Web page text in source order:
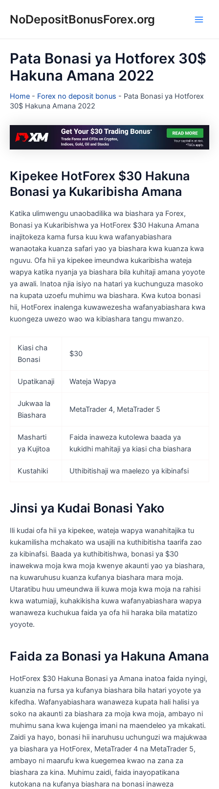
NoDepositBonusForex.org
Pata Bonasi ya Hotforex 30$
Hakuna Amana 2022
Home - Forex no deposit bonus - Pata Bonasi ya Hotforex
30$ Hakuna Amana 2022
Kipekee HotForex $30 Hakuna
Bonasi ya Kukaribisha Amana
Katika ulimwengu unaobadilika wa biashara ya Forex,
Bonasi ya Kukaribishwa ya HotForex $30 Hakuna Amana
inajitokeza kama fursa kuu kwa wafanyabiashara
wanaotaka kuanza safari yao ya biashara kwa kuanza kwa
nguvu. Ofa hii ya kipekee imeundwa kukaribisha wateja
wapya katika nyanja ya biashara bila kuhitaji amana yoyote
ya awali. Inatoa njia isiyo na hatari ya kuchunguza masoko
na kupata uzoefu muhimu wa biashara. Kwa kutoa bonasi
hii, HotForex inalenga kuwawezesha wafanyabiashara kwa
kuongeza uwezo wao wa kibiashara tangu mwanzo.
Kiasi cha
Bonasi
$30
Upatikanaji Wateja Wapya
Jukwaa la
Biashara
MetaTrader 4, MetaTrader 5
Masharti
ya Kujitoa
Faida inaweza kutolewa baada ya
kukidhi mahitaji ya kiasi cha biashara
Kustahiki Uthibitishaji wa maelezo ya kibinafsi
Jinsi ya Kudai Bonasi Yako
Ili kudai ofa hii ya kipekee, wateja wapya wanahitajika tu
kukamilisha mchakato wa usajili na kuthibitisha taarifa zao
za kibinafsi. Baada ya kuthibitishwa, bonasi ya $30
inawekwa moja kwa moja kwenye akaunti yao ya biashara,
na kuwaruhusu kuanza kufanya biashara mara moja.
Utaratibu huu umeundwa ili kuwa moja kwa moja na rahisi
kwa watumiaji, kuhakikisha kuwa wafanyabiashara wapya
wanaweza kuchukua faida ya ofa hii haraka bila matatizo
yoyote.
Faida za Bonasi ya Hakuna Amana
HotForex $30 Hakuna Bonasi ya Amana inatoa faida nyingi,
kuanzia na fursa ya kufanya biashara bila hatari yoyote ya
kifedha. Wafanyabiashara wanaweza kupata hali halisi ya
soko na akaunti za biashara za moja kwa moja, ambayo ni
muhimu sana kwa kujenga imani na maendeleo ya mkakati.
Zaidi ya hayo, bonasi hii inaruhusu uchunguzi wa majukwaa
ya biashara ya HotForex, MetaTrader 4 na MetaTrader 5,
ambayo ni maarufu kwa kuegemea kwao na zana za
biashara za kina. Muhimu zaidi, faida inayopatikana
kutokana na kufanya biashara na bonasi inaweza